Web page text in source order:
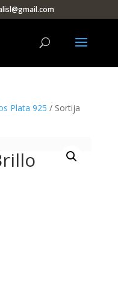
Plata 925 / Sortija